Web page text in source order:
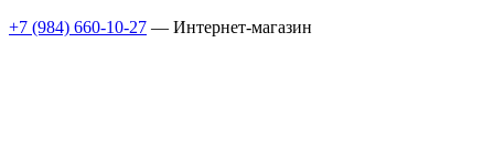
+7 (984) 660-10-27 — Интернет-магазин